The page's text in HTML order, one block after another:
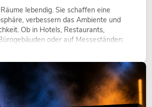
lebendig. Sie schaffen eine
verbessern das Ambiente und
Ob in Hotels, Restaurants,
oder auf Messeständen:
gehört heute längst zum